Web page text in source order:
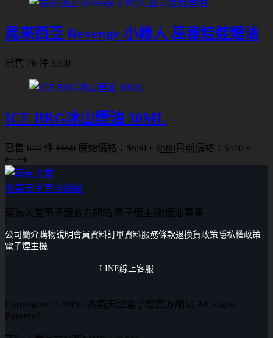
馬來西亞 Revenge 小綠人 巫毒娃娃煙油
已售 76 件 $500
ICE BRG冰山煙油 30ML
已售 644 件 $650 原始價格：$650。 $580 目前價格：$580。
蒸氣天堂官方網站
蒸氣天堂電子煙官方網站|電子煙主機|煙油專賣
公司簡介購物說明會員資料訂單資料服務條款退換貨政策 隱私權政策
電子煙主機
LINE線上客服
Copyrights © 2015 - 蒸氣天堂電子煙官方網站 All Rights
Reserved.